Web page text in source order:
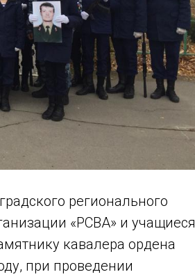
регионального
«РСВА» и учащиеся
кавалера ордена
при проведении